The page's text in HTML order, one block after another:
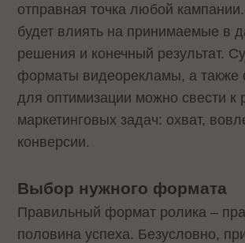
отправная точка любой
будет влиять на принимаемые в
решения и конечный результат.
форматы видеорекламы, а также
для оптимизации можно свести к
маркетинговых задач: охват,
конверсии.
Выбор нужного формата
Правильный формат ролика –
половина успеха. Безусловно,